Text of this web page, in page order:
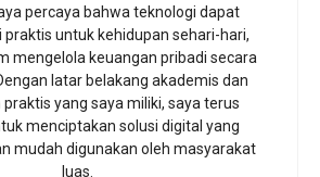
percaya bahwa teknologi dapat
praktis untuk kehidupan sehari-hari,
mengelola keuangan pribadi secara
latar belakang akademis dan
yang saya miliki, saya terus
menciptakan solusi digital yang
mudah digunakan oleh masyarakat
luas.